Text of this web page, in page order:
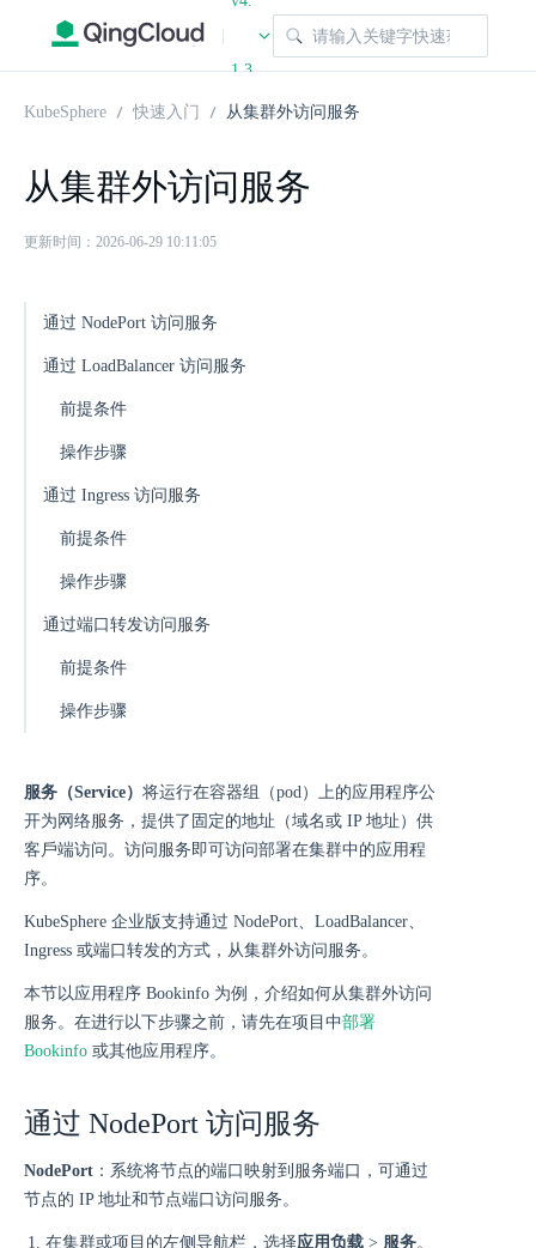
|
1.3
KubeSphere 快速入门 从集群外访问服务
从集群外访问服务
更新时间：2026-06-29 10:11:05
通过 NodePort 访问服务
通过 LoadBalancer 访问服务
前提条件
操作步骤
通过 Ingress 访问服务
前提条件
操作步骤
通过端口转发访问服务
前提条件
操作步骤
服务（Service） 将运行在容器组（pod）上的应用程序公
开为网络服务，提供了固定的地址（域名或 IP 地址）供
客⼾端访问。访问服务即可访问部署在集群中的应用程
序。
KubeSphere 企业版支持通过 NodePort、LoadBalancer、
Ingress 或端口转发的方式，从集群外访问服务。
本节以应用程序 Bookinfo 为例，介绍如何从集群外访问
服务。在进行以下步骤之前，请先在项目中部署
Bookinfo 或其他应用程序。
通过 NodePort 访问服务
NodePort ：系统将节点的端口映射到服务端口，可通过
节点的 IP 地址和节点端口访问服务。
在集群或项目的左侧导航栏，选择应用负载 > 服务。